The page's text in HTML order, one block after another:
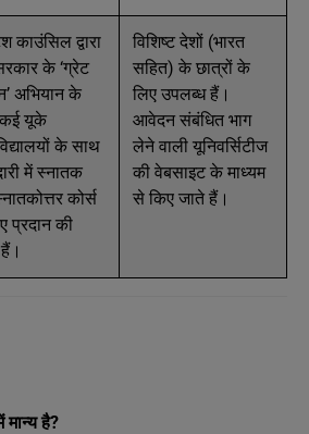
काउंसिल द्वारा
के ‘ग्रेट
अभियान के
यूके
के साथ
में स्नातक
कोर्स
प्रदान की
विशिष्ट देशों (भारत
सहित) के छात्रों के
लिए उपलब्ध हैं।
आवेदन संबंधित भाग
लेने वाली यूनिवर्सिटीज
की वेबसाइट के माध्यम
से किए जाते हैं।
मान्य है?